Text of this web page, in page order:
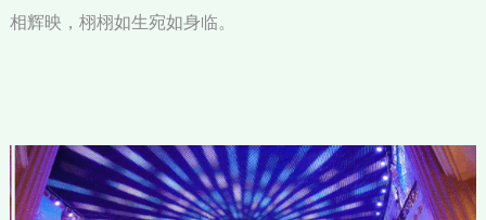
相辉映， 栩栩如生宛如身临。